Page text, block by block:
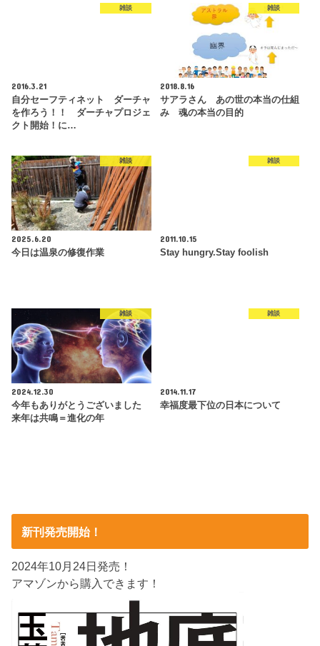
雑談
2016.3.21
自分セーフティネット ダーチャ
を作ろう！！ ダーチャプロジェ
クト開始！に…
雑談
2018.8.16
サアラさん あの世の本当の仕組
み 魂の本当の目的
雑談
2025.6.20
今日は温泉の修復作業
雑談
2011.10.15
Stay hungry.Stay foolish
雑談
2024.12.30
今年もありがとうございました
来年は共鳴＝進化の年
雑談
2014.11.17
幸福度最下位の日本について
新刊発売開始！
2024年10月24日発売！
アマゾンから購入できます！